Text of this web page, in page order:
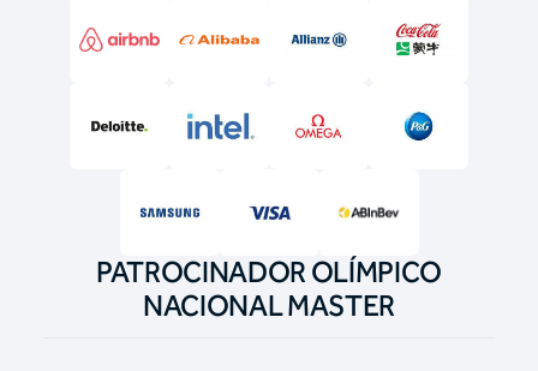
PATROCINADOR OLÍMPICO
NACIONAL MASTER